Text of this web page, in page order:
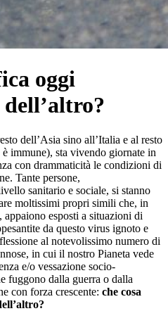
oggi
dell’Asia sino all’Italia e al resto
immune), sta vivendo giornate in
con drammaticità le condizioni di
Tante persone,
sanitario e sociale, si stanno
moltissimi propri simili che, in
esposti a situazioni di
da questo virus ignoto e
al notevolissimo numero di
in cui il nostro Pianeta vede
e/o vessazione socio-
fuggono dalla guerra o dalla
con forza crescente: che cosa